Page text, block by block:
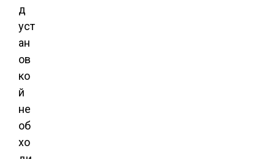
д
уст
ан
ов
ко
й
не
об
хо